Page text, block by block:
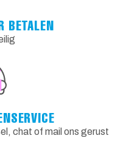
BETALEN
chat of mail ons gerust